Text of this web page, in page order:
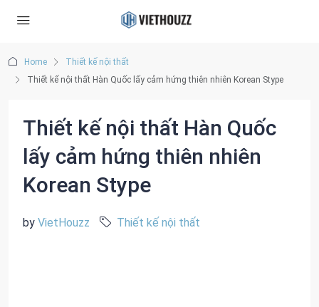
Home
Thiết kế nội thất
Thiết kế nội thất Hàn Quốc lấy cảm hứng thiên nhiên Korean Stype
Thiết kế nội thất Hàn Quốc
lấy cảm hứng thiên nhiên
Korean Stype
by VietHouzz Thiết kế nội thất